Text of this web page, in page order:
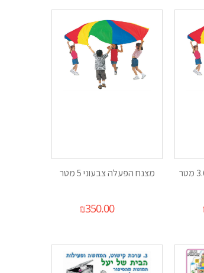
מצנח הפעלה צבעוני 5 מטר
₪350.00